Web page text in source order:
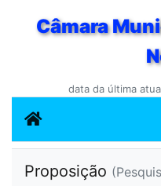
Câmara
data da última
Proposição